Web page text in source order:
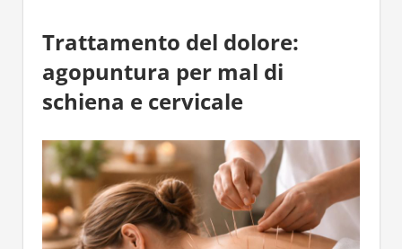
Trattamento del dolore:
agopuntura per mal di
schiena e cervicale